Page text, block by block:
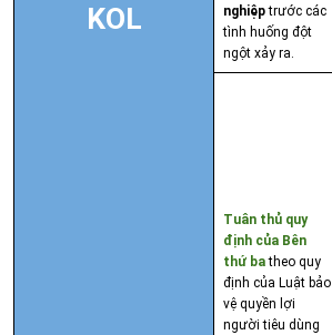
KOL
nghiệptrước các
tình huống đột
ngột xảy ra.
Tuân thủ quy
định của Bên
thứ batheo quy
định của Luật bảo
vệ quyền lợi
người tiêu dùng